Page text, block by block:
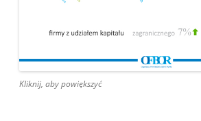
Kliknij, aby powiększyć